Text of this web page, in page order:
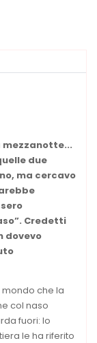
mezzanotte...
due
ma cercavo
Credetti
dovevo
che la
col naso
fuori: lo
le ha riferito